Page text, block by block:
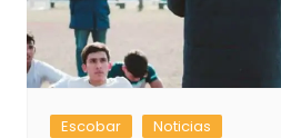
Escobar Noticias